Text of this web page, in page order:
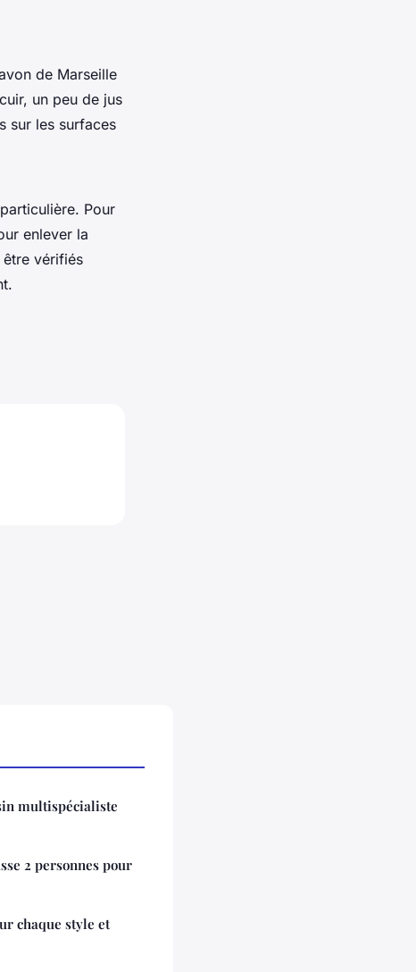
de Marseille
un peu de jus
sur les surfaces
Pour
enlever la
vérifiés
multispécialiste
2 personnes pour
chaque style et